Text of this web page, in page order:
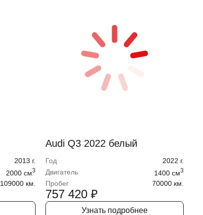
2013 г.
2000 cм3
109000 км.
Audi Q3 2022 белый
Год 2022 г.
Двигатель
1400 cм3
Пробег 70000 км.
757 420 ₽
Узнать подробнее